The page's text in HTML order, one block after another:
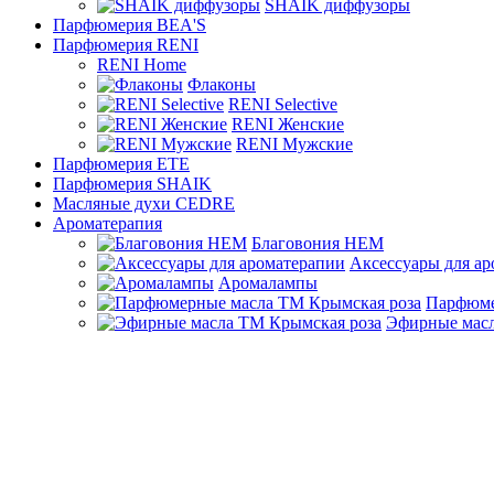
SHAIK диффузоры
Парфюмерия BEA'S
Парфюмерия RENI
RENI Home
Флаконы
RENI Selective
RENI Женские
RENI Мужские
Парфюмерия ETE
Парфюмерия SHAIK
Масляные духи CEDRE
Ароматерапия
Благовония HEM
Аксессуары для
Аромалампы
Эфирные